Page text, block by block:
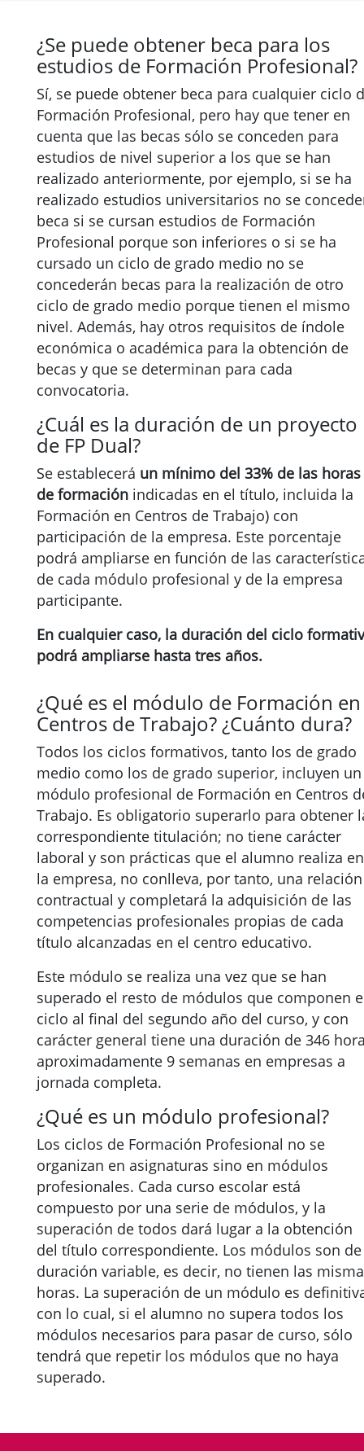
¿Se puede obtener beca para los
estudios de Formación Profesional?
Sí, se puede obtener beca para cualquier ciclo
Formación Profesional, pero hay que tener en
cuenta que las becas sólo se conceden para
estudios de nivel superior a los que se han
realizado anteriormente, por ejemplo, si se ha
realizado estudios universitarios no se
beca si se cursan estudios de Formación
Profesional porque son inferiores o si se ha
cursado un ciclo de grado medio no se
concederán becas para la realización de otro
ciclo de grado medio porque tienen el mismo
nivel. Además, hay otros requisitos de índole
económica o académica para la obtención de
becas y que se determinan para cada
convocatoria.
¿Cuál es la duración de un proyecto
de FP Dual?
Se establecerá un mínimo del 33% de las horas
de formación indicadas en el título, incluida la
Formación en Centros de Trabajo) con
participación de la empresa. Este porcentaje
podrá ampliarse en función de las
de cada módulo profesional y de la empresa
participante.
En cualquier caso, la duración del ciclo
podrá ampliarse hasta tres años.
¿Qué es el módulo de Formación en
Centros de Trabajo? ¿Cuánto dura?
Todos los ciclos formativos, tanto los de grado
medio como los de grado superior, incluyen un
módulo profesional de Formación en Centros
Trabajo. Es obligatorio superarlo para obtener
correspondiente titulación; no tiene carácter
laboral y son prácticas que el alumno realiza en
la empresa, no conlleva, por tanto, una relación
contractual y completará la adquisición de las
competencias profesionales propias de cada
título alcanzadas en el centro educativo.
Este módulo se realiza una vez que se han
superado el resto de módulos que componen
ciclo al final del segundo año del curso, y con
carácter general tiene una duración de 346
aproximadamente 9 semanas en empresas a
jornada completa.
¿Qué es un módulo profesional?
Los ciclos de Formación Profesional no se
organizan en asignaturas sino en módulos
profesionales. Cada curso escolar está
compuesto por una serie de módulos, y la
superación de todos dará lugar a la obtención
del título correspondiente. Los módulos son de
duración variable, es decir, no tienen las
horas. La superación de un módulo es
con lo cual, si el alumno no supera todos los
módulos necesarios para pasar de curso, sólo
tendrá que repetir los módulos que no haya
superado.